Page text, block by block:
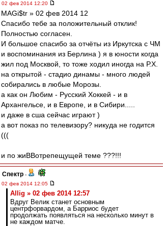
02 фев 2014 12:20
MAGi$tr » 02 фев 2014 12
Спасибо тебе за положительный отклик!
Полностью согласен.
И большое спасибо за отчёты из Иркутска с ЧМ
и воспоминания из Берлина ) я в юности когда
жил под Москвой, то тоже ходил иногда на Р.Х.
на открытой - стадио динамы - много людей
собирались в любые Морозы.
а как он Любим - Русский Хоккей - и в
Архангельсе, и в Европе, и в Сибири.....
и даже в сша сейчас играют )
а вот показ по телевизору? никуда не годится
(((
и по жиВВотрепещущей теме ???!!!
Спектр -
02 фев 2014 12:05
Allig » 02 фев 2014 12:57
Вдруг Велик станет основным
центрфорвардом, а Барриос будет
продолжать появляться на несколько минут в
не каждом матче.